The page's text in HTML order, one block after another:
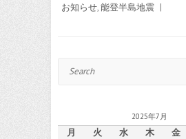
お知らせ,能登半島地震 |
2025年7月
月 火 水 木 金